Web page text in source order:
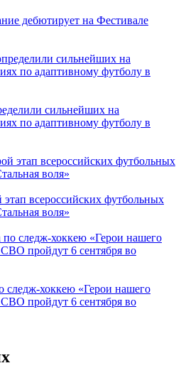
дебютирует на Фестивале
сильнейших на
по адаптивному футболу в
всероссийских футбольных
воля»
хоккею «Герои нашего
пройдут 6 сентября во